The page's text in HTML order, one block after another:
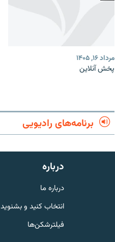
مرداد ۱۶, ۱۴۰۵
پخش آنلاین
برنامه‌های رادیویی
درباره
درباره ما
انتخاب کنید و بشنوید
فیلترشکن‌ها